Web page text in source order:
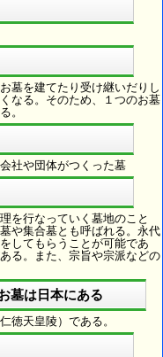
墓を建てたり受け継いだりし
なる。そのため、１つのお墓
。
社や団体がつくった墓
を行なっていく墓地のこと
や集合墓とも呼ばれる。永代
してもらうことが可能であ
る。また、宗旨や宗派などの
墓は日本にある
徳天皇陵）である。